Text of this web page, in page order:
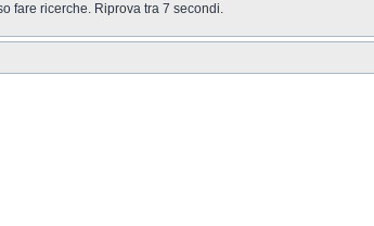
fare ricerche. Riprova tra 7 secondi.